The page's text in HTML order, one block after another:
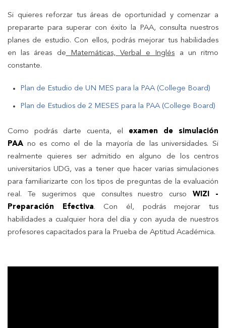
Si quieres reforzar tus áreas de oportunidad y comenzar a
prepararte para superar con éxito la PAA, consulta nuestros
planes de estudio. Con ellos, podrás mejorar tus habilidades
en las áreas de Matemáticas, Verbal e Inglés a un ritmo
constante.
Plan de Estudio de UN MES para la PAA (College Board)
Plan de Estudios de 2 MESES para la PAA (College Board)
Como podrás darte cuenta, el examen de simulación
PAA no es como el de la mayoría de las universidades. Si
realmente quieres ser admitido en alguno de los centros
universitarios UDG, vas a tener que hacer varias simulaciones
para familiarizarte con los tipos de preguntas de la evaluación
real. Te sugerimos que consultes nuestro cursoWIZI -
Preparación Efectiva. Con él, podrás mejorar tus
habilidades a cualquier hora del día y con ayuda de nuestros
profesores capacitados para la Prueba de Aptitud Académica.